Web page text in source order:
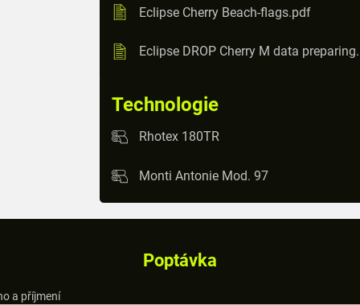
Eclipse Cherry Beach-flags.pdf
Eclipse DROP Cherry M data
Technologie
Rhotex 180TR
Monti Antonie Mod. 97
Poptávka
a příjmení